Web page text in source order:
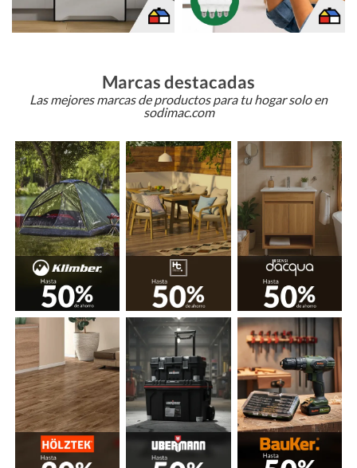
Marcas destacadas
Las mejores marcas de productos para tu hogar solo en
sodimac.com